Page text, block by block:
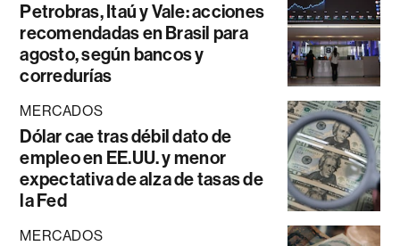
Petrobras, Itaú y Vale: acciones
recomendadas en Brasil para
agosto, según bancos y
corredurías
MERCADOS
Dólar cae tras débil dato de
empleo en EE.UU. y menor
expectativa de alza de tasas de
la Fed
MERCADOS